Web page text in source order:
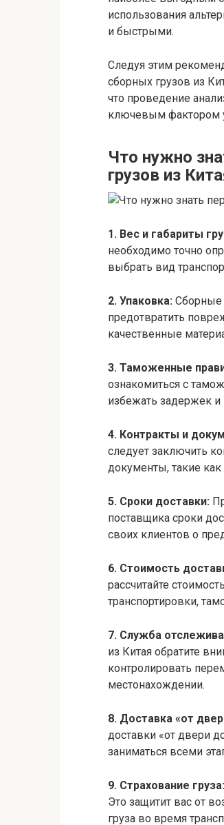
использования
и быстрыми.
Следуя этим
сборных грузов из
что проведение
ключевым фактором
Что нужно
грузов из
1. Вес и габариты
необходимо точно
выбрать вид
2. Упаковка: Сборные
предотвратить
качественные
3. Таможенные
ознакомиться с
избежать задержек и
4. Контракты и
следует заключить
документы, такие как
5. Сроки доставки:
поставщика сроки
своих клиентов о
6. Стоимость
рассчитайте
транспортировки,
7. Служба
из Китая обратите
контролировать
местонахождении.
8. Доставка «от
доставки «от двери
заниматься всеми
9. Страхование груза:
Это защитит вас от
груза во время